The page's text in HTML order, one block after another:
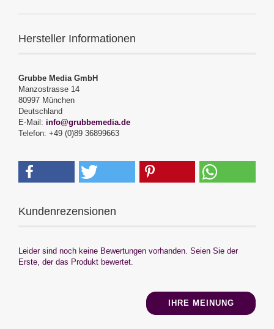
Hersteller Informationen
Grubbe Media GmbH
Manzostrasse 14
80997 München
Deutschland
E-Mail: info@grubbemedia.de
Telefon: +49 (0)89 36899663
Kundenrezensionen
Leider sind noch keine Bewertungen vorhanden. Seien Sie der
Erste, der das Produkt bewertet.
IHRE MEINUNG